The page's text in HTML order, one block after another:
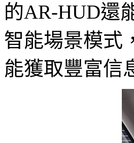
的AR-HUD還
智能場景模式
能獲取豐富信